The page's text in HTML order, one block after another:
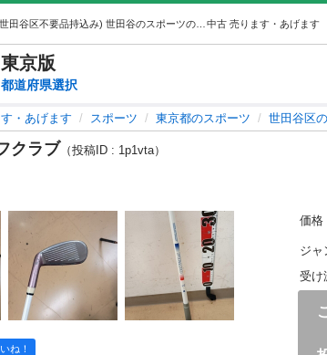
中古 売ります・あげます
東京版
都道府県選択
・あげます スポーツ 東京都のスポーツ 世田谷区
クラブ （投稿ID : 1p1vta）
ね！
価格
ジャ
受け